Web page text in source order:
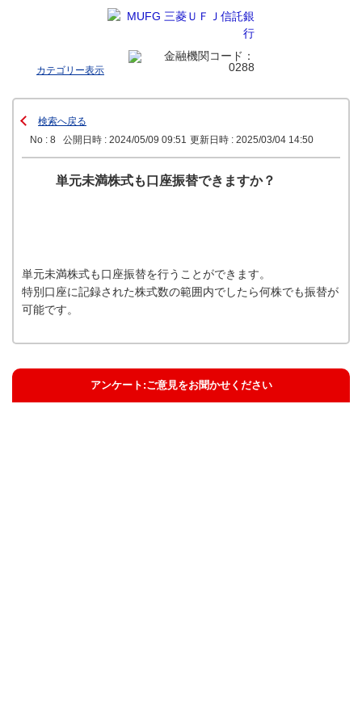
カテゴリー表示
検索へ戻る
No : 8
公開日時 : 2024/05/09 09:51 更新日時 : 2025/03/04 14:50
単元未満株式も口座振替できますか？
単元未満株式も口座振替を行うことができます。
特別口座に記録された株式数の範囲内でしたら何株でも振替が
可能です。
アンケート:ご意見をお聞かせください